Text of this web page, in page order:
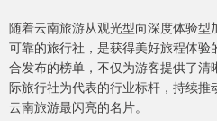
随着云南旅游从观光型向深度体验型
可靠的旅行社，是获得美好旅程体
合发布的榜单，不仅为游客提供了
际旅行社为代表的行业标杆，持续推
云南旅游最闪亮的名片。